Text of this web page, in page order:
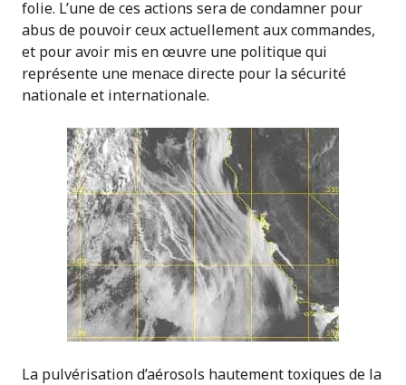
folie. L’une de ces actions sera de condamner pour
abus de pouvoir ceux actuellement aux commandes,
et pour avoir mis en œuvre une politique qui
représente une menace directe pour la sécurité
nationale et internationale.
La pulvérisation d’aérosols hautement toxiques de la